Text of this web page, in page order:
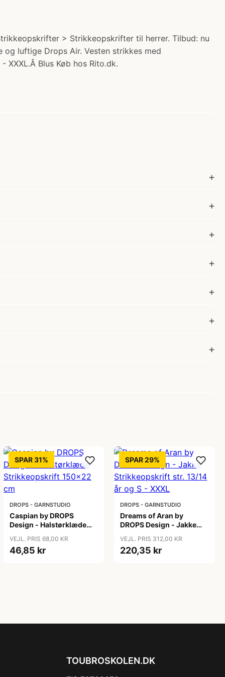
> Strikkeopskrifter til herrer. Tilbud: nu
og luftige Drops Air. Vesten strikkes med
XXXL.Â Blus Køb hos Rito.dk.
SPAR 31%
DROPS - GARNSTUDIO
Caspian by DROPS
Design - Halstørklæde
cm
VEJL. PRIS 68,00 KR
46,85 kr
SPAR 29%
DROPS - GARNSTUDIO
Dreams of Aran by
DROPS Design - Jakke
år og S - XXXL
VEJL. PRIS 312,00 KR
220,35 kr
TOUBROSKOLEN.DK